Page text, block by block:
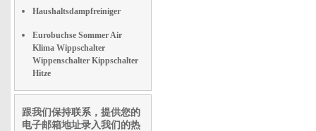
Haushaltsdampfreiniger
Eurobuchse Sommer Air
Klima Wippschalter
Wippenschalter Kippschalter
Hitze
跟我们保持联系，提供您的
电子邮箱地址录入我们的热